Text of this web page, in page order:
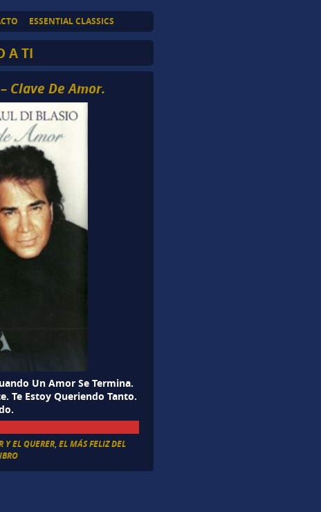
ESSENTIAL CLASSICS
A TI
Clave De Amor.
Un Amor Se Termina.
Te Estoy Queriendo Tanto.
Y EL QUERER,EL MÁS FELIZ DEL